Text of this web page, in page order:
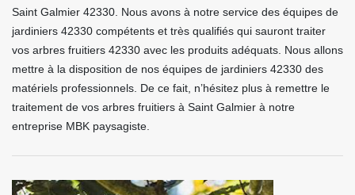
Saint Galmier 42330. Nous avons à notre service des équipes de
jardiniers 42330 compétents et très qualifiés qui sauront traiter
vos arbres fruitiers 42330 avec les produits adéquats. Nous allons
mettre à la disposition de nos équipes de jardiniers 42330 des
matériels professionnels. De ce fait, n’hésitez plus à remettre le
traitement de vos arbres fruitiers à Saint Galmier à notre
entreprise MBK paysagiste.